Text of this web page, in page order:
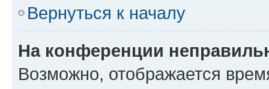
Вернуться к началу
На конференции
Возможно, отображается